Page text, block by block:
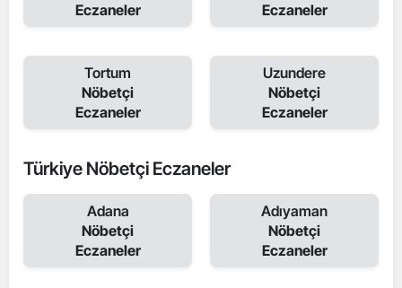
Eczaneler
Eczaneler
Tortum
Nöbetçi
Eczaneler
Uzundere
Nöbetçi
Eczaneler
Türkiye Nöbetçi Eczaneler
Adana
Nöbetçi
Eczaneler
Adıyaman
Nöbetçi
Eczaneler